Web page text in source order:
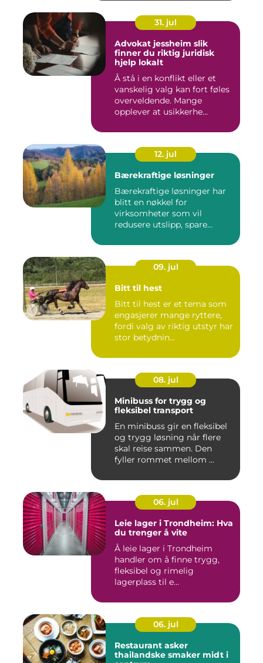
31. jul
Advokat jessheim slik
finner du riktig juridisk
hjelp lokalt
Å stå i en konflikt eller et
vanskelig valg kan fort føles
overveldende. Mange
opplever at usikkerhe...
12. jul
Bærekraftige løsninger
Bærekraftige løsninger har
blitt en nøkkel for
virksomheter som vil
redusere utslipp, spare
09. jul
Bitt til hest
Bitt til hest er et tema som
engasjerer mange ryttere,
fordi valg av riktig utstyr har
stor betydnin...
08. jul
Minibuss for trygg og
fleksibel transport
En minibuss gir en fleksibel
og trygg løsning når flere
skal reise sammen. Den
fyller rommet mellom ...
06. jul
Leie lager i Trondheim: Hva
du trenger å vite
Å leie lager i Trondheim
handler om å finne trygg,
fleksibel og rimelig
lagerplass til e...
06. jul
Restaurant asker
thailandske smaker midt i